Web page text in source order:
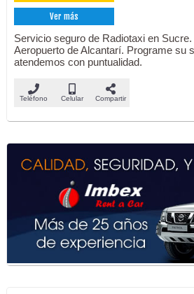
Ver más
Servicio seguro de Radiotaxi en
Aeropuerto de Alcantarí. Programe su
atendemos con puntualidad.
Teléfono Celular Compartir